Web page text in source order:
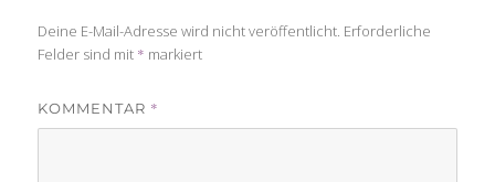
Deine E-Mail-Adresse wird nicht veröffentlicht. Erforderliche
Felder sind mit * markiert
KOMMENTAR *